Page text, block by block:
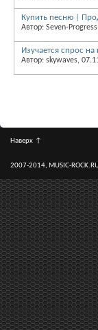
Купить песню |
Автор: Seven-
Изучается спрос
Автор: skywaves,
Наверх ↑
2007-2014, MUSIC-